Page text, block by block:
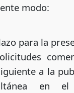
modo:
para la
a la
en el